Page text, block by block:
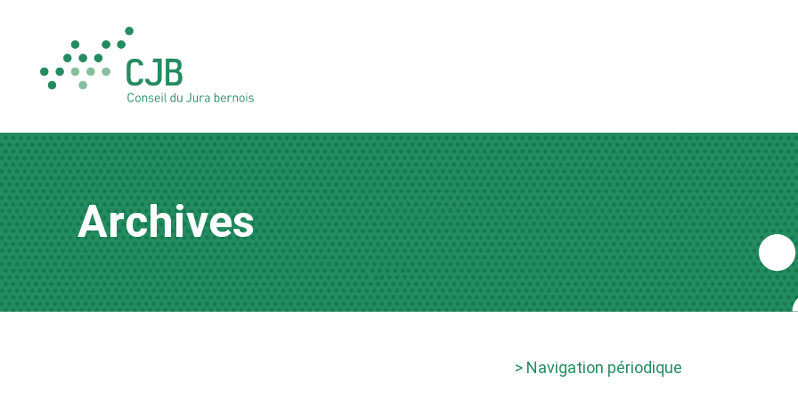
Archives
> Navigation périodique